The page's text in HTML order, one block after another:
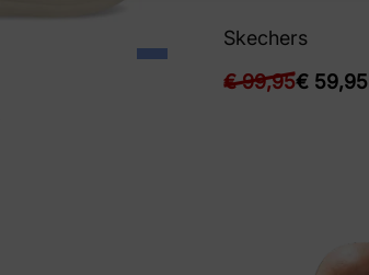
Skechers
€99,95€ 59,95